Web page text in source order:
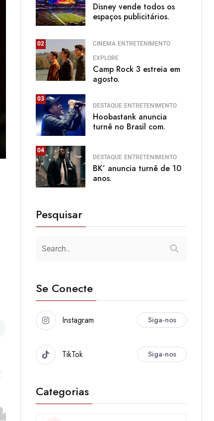
Disney vende todos os
espaços publicitários.
02 CINEMA ENTRETENIMENTO
EXPLORE
Camp Rock 3 estreia em
agosto.
03
DESTAQUE ENTRETENIMENTO
Hoobastank anuncia
turnê no Brasil com.
04
DESTAQUE ENTRETENIMENTO
BK’ anuncia turnê de 10
anos.
Pesquisar
Se Conecte
Instagram Siga-nos
TikTok Siga-nos
Categorias